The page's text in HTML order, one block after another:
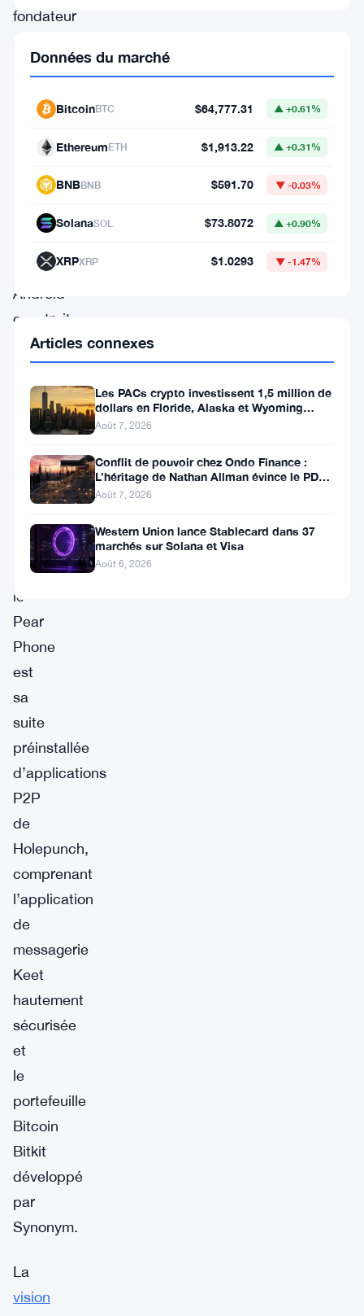
fondateur
Holepunch,
plateforme
P2P,
téléphone
avec
Android
construit
sur
projet
open
Android
(AOSP).
qui
distingue
le
Pear
Phone
est
sa
suite
préinstallée
d’applications
P2P
de
Holepunch,
comprenant
l’application
de
messagerie
Keet
hautement
sécurisée
et
le
portefeuille
Bitcoin
Bitkit
développé
par
Synonym.
La
vision
Données du marché
BitcoinBTC $64,777.31 ▲ +0.61%
EthereumETH $1,913.22 ▲ +0.31%
BNBBNB $591.70 ▼ -0.03%
SolanaSOL $73.8072 ▲ +0.90%
XRPXRP $1.0293 ▼ -1.47%
Articles connexes
Les PACs crypto investissent 1,5 million de
dollars en Floride, Alaska et Wyoming
après un revers au Michigan
Août 7, 2026
Conflit de pouvoir chez Ondo Finance :
L’héritage de Nathan Allman évince le PDG
Ian De Bode le 24 juillet
Août 7, 2026
Western Union lance Stablecard dans 37
marchés sur Solana et Visa
Août 6, 2026